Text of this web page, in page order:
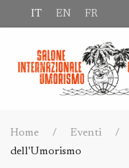
IT EN FR
Home Eventi
dell'Umorismo